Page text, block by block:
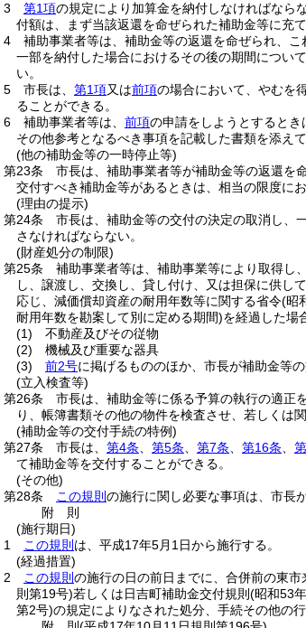
3
第1項の規定により加算金を納付しなければなら
付額は、まず当該返還を命ぜられた補助金等に充
4
補助事業者等は、補助金等の返還を命ぜられ、
一部を納付した場合におけるその後の期間につい
い。
5
市長は、 第1項又は前項の場合において、やむを
ることができる。
6
補助事業者等は、 前項の申請をしようとすると
その他参考となるべき事項を記載した書類を添え
(他の補助金等の一時停止等)
第23条
市長は、補助事業者等が補助金等の返還を
交付すべき補助金等があるときは、相当の限度に
(理由の提示)
第24条
市長は、補助金等の交付の決定の取消し、
さなければならない。
(財産処分の制限)
第25条
補助事業者等は、補助事業等により取得し
し、譲渡し、交換し、貸し付け、又は担保に供して
応じ、減価償却資産の耐用年数等に関する省令(昭
耐用年数を勘案して別に定める期間)を経過した場
(1)
不動産及びその従物
(2)
機械及び重要な器具
(3)
前2号に掲げるもののほか、市長が補助金等
(立入検査等)
第26条
市長は、補助金等に係る予算の執行の適正
り、帳簿書類その他の物件を検査させ、若しくは
(補助金等の交付手続の特例)
第27条
市長は、 第4条 第5条 第7条 第16条
て補助金等を交付することができる。
(その他)
第28条
この規則 の施行に関し必要な事項は、市長
附 則
(施行期日)
1
この規則 は、平成17年5月1日から施行する。
(経過措置)
2
この規則 の施行の日の前日までに、合併前の東市
則第19号)若しくは日吉町補助金交付規則 (昭和53
第2号)の規定によりなされた処分、手続その他の